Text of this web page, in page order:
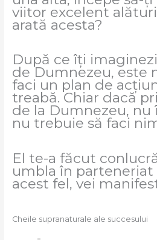
viitor excelent
arată acesta?
După ce îți
de Dumnezeu, este
faci un plan de
treabă. Chiar dacă
de la Dumnezeu, nu
nu trebuie să faci
El te-a făcut
umbla în parteneriat
acest fel, vei
Cheile supranaturale ale succesului